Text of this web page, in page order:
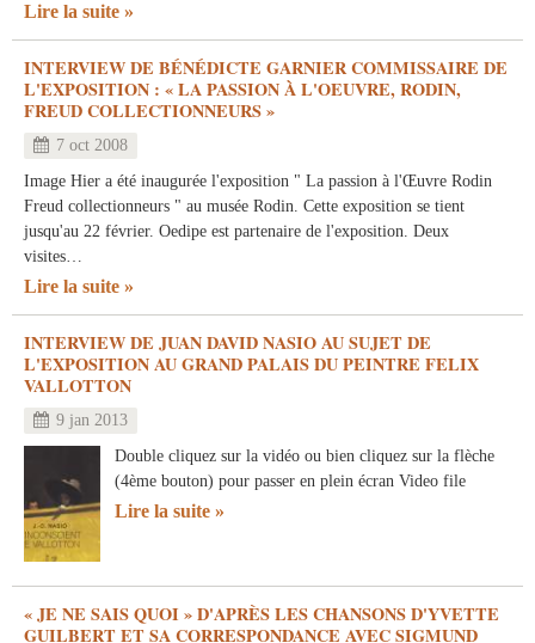
Lire la suite
INTERVIEW DE BÉNÉDICTE GARNIER COMMISSAIRE DE
L'EXPOSITION : « LA PASSION À L'OEUVRE, RODIN,
FREUD COLLECTIONNEURS »
7 oct 2008
Image Hier a été inaugurée l'exposition " La passion à l'Œuvre Rodin
Freud collectionneurs " au musée Rodin. Cette exposition se tient
jusqu'au 22 février. Oedipe est partenaire de l'exposition. Deux
visites…
Lire la suite
INTERVIEW DE JUAN DAVID NASIO AU SUJET DE
L'EXPOSITION AU GRAND PALAIS DU PEINTRE FELIX
VALLOTTON
9 jan 2013
Double cliquez sur la vidéo ou bien cliquez sur la flèche
(4ème bouton) pour passer en plein écran Video file
Lire la suite
« JE NE SAIS QUOI » D'APRÈS LES CHANSONS D'YVETTE
GUILBERT ET SA CORRESPONDANCE AVEC SIGMUND